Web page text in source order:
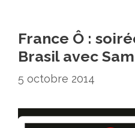
France Ô :
Brasil avec
5 octobre 2014